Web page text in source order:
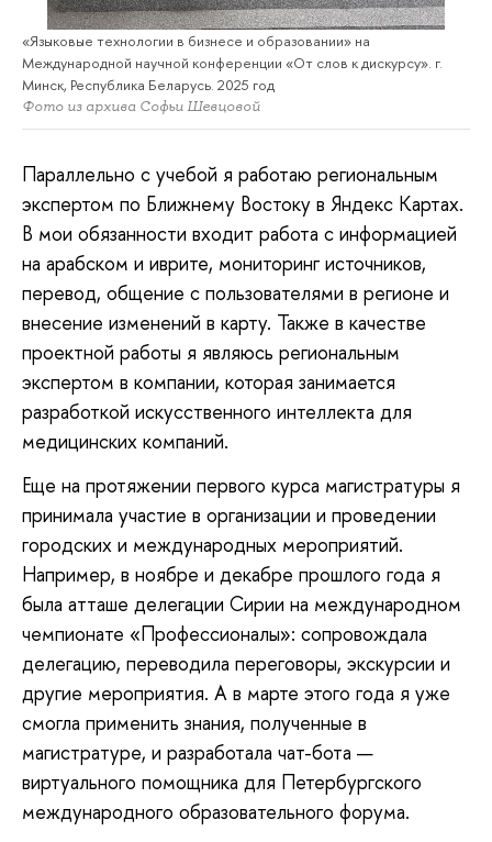
«Языковые технологии в бизнесе и образовании» на
Международной научной конференции «От слов к дискурсу». г.
Минск, Республика Беларусь. 2025 год
Фото из архива Софьи Шевцовой
Параллельно с учебой я работаю региональным
экспертом по Ближнему Востоку в Яндекс Картах.
В мои обязанности входит работа с информацией
на арабском и иврите, мониторинг источников,
перевод, общение с пользователями в регионе и
внесение изменений в карту. Также в качестве
проектной работы я являюсь региональным
экспертом в компании, которая занимается
разработкой искусственного интеллекта для
медицинских компаний.
Еще на протяжении первого курса магистратуры я
принимала участие в организации и проведении
городских и международных мероприятий.
Например, в ноябре и декабре прошлого года я
была атташе делегации Сирии на международном
чемпионате «Профессионалы»: сопровождала
делегацию, переводила переговоры, экскурсии и
другие мероприятия. А в марте этого года я уже
смогла применить знания, полученные в
магистратуре, и разработала чат-бота —
виртуального помощника для Петербургского
международного образовательного форума.